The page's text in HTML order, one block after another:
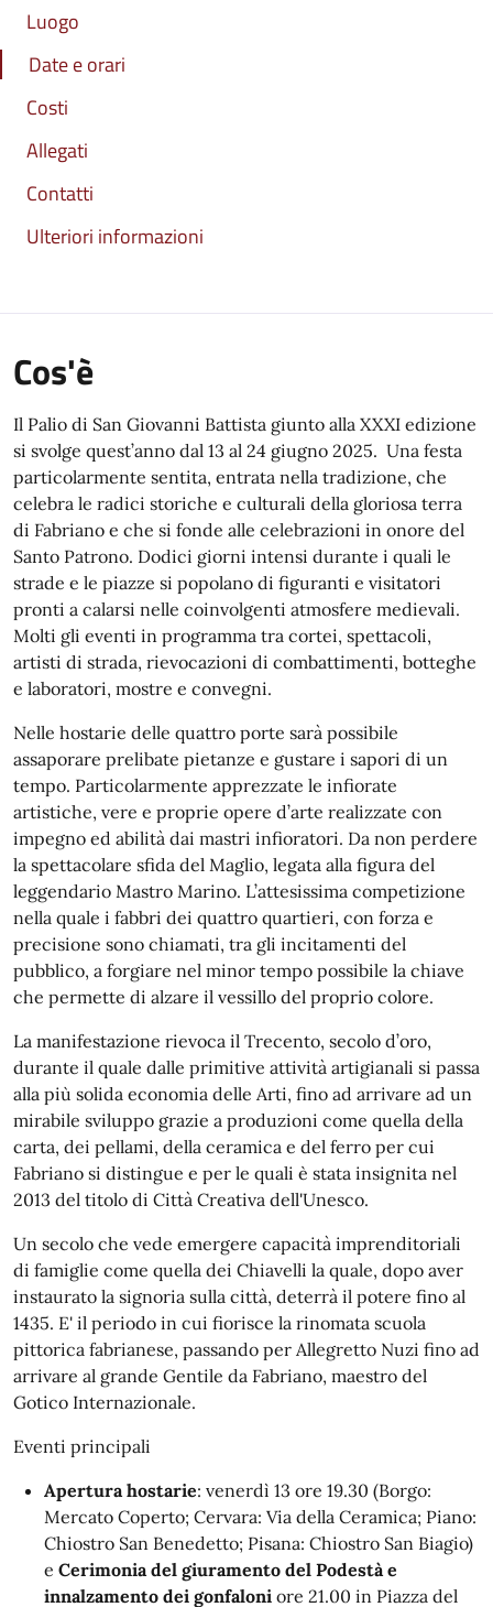
Luogo
Date e orari
Costi
Allegati
Contatti
Ulteriori informazioni
Cos'è
Il Palio di San Giovanni Battista giunto alla XXXI edizione
si svolge quest’anno dal 13 al 24 giugno 2025. Una festa
particolarmente sentita, entrata nella tradizione, che
celebra le radici storiche e culturali della gloriosa terra
di Fabriano e che si fonde alle celebrazioni in onore del
Santo Patrono. Dodici giorni intensi durante i quali le
strade e le piazze si popolano di figuranti e visitatori
pronti a calarsi nelle coinvolgenti atmosfere medievali.
Molti gli eventi in programma tra cortei, spettacoli,
artisti di strada, rievocazioni di combattimenti, botteghe
e laboratori, mostre e convegni.
Nelle hostarie delle quattro porte sarà possibile
assaporare prelibate pietanze e gustare i sapori di un
tempo. Particolarmente apprezzate le infiorate
artistiche, vere e proprie opere d’arte realizzate con
impegno ed abilità dai mastri infioratori. Da non perdere
la spettacolare sfida del Maglio, legata alla figura del
leggendario Mastro Marino. L’attesissima competizione
nella quale i fabbri dei quattro quartieri, con forza e
precisione sono chiamati, tra gli incitamenti del
pubblico, a forgiare nel minor tempo possibile la chiave
che permette di alzare il vessillo del proprio colore.
La manifestazione rievoca il Trecento, secolo d’oro,
durante il quale dalle primitive attività artigianali si passa
alla più solida economia delle Arti, fino ad arrivare ad un
mirabile sviluppo grazie a produzioni come quella della
carta, dei pellami, della ceramica e del ferro per cui
Fabriano si distingue e per le quali è stata insignita nel
2013 del titolo di Città Creativa dell'Unesco.
Un secolo che vede emergere capacità imprenditoriali
di famiglie come quella dei Chiavelli la quale, dopo aver
instaurato la signoria sulla città, deterrà il potere fino al
1435. E' il periodo in cui fiorisce la rinomata scuola
pittorica fabrianese, passando per Allegretto Nuzi fino ad
arrivare al grande Gentile da Fabriano, maestro del
Gotico Internazionale.
Eventi principali
Apertura hostarie: venerdì 13 ore 19.30 (Borgo:
Mercato Coperto; Cervara: Via della Ceramica; Piano:
Chiostro San Benedetto; Pisana: Chiostro San Biagio)
e Cerimonia del giuramento del Podestà e
innalzamento dei gonfaloni ore 21.00 in Piazza del